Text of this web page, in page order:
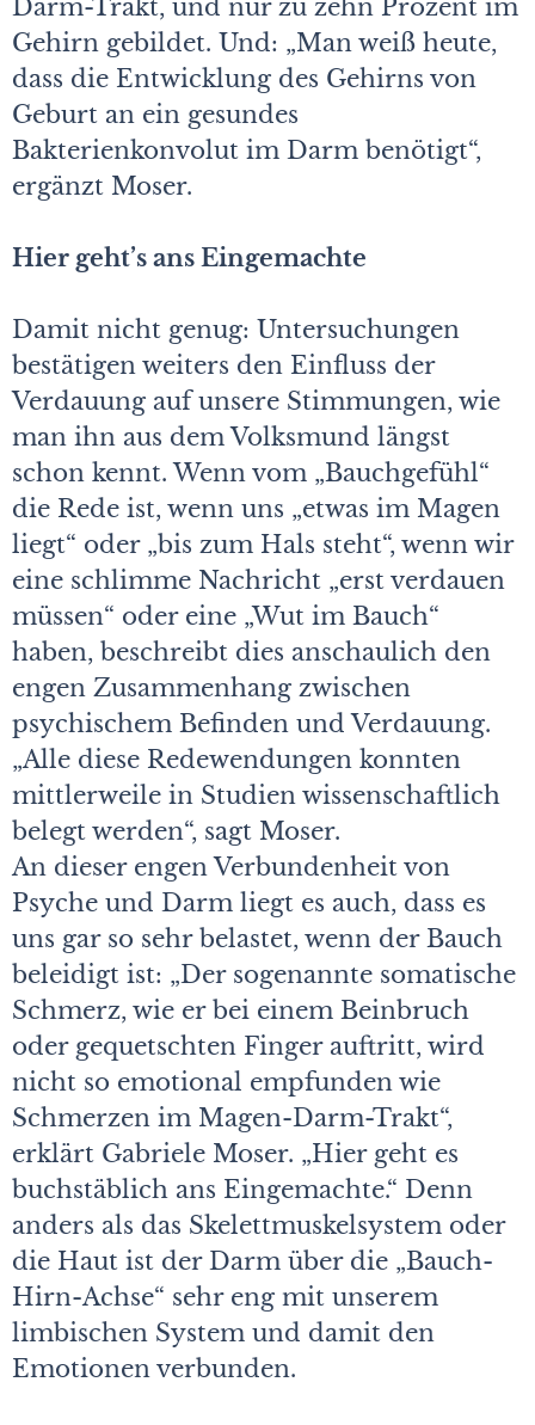
Darm-Trakt, und nur zu zehn Prozent im
Gehirn gebildet. Und: „Man weiß heute,
dass die Entwicklung des Gehirns von
Geburt an ein gesundes
Bakterienkonvolut im Darm benötigt“,
ergänzt Moser.
Hier geht’s ans Eingemachte
Damit nicht genug: Untersuchungen
bestätigen weiters den Einfluss der
Verdauung auf unsere Stimmungen, wie
man ihn aus dem Volksmund längst
schon kennt. Wenn vom „Bauchgefühl“
die Rede ist, wenn uns „etwas im Magen
liegt“ oder „bis zum Hals steht“, wenn wir
eine schlimme Nachricht „erst verdauen
müssen“ oder eine „Wut im Bauch“
haben, beschreibt dies anschaulich den
engen Zusammenhang zwischen
psychischem Befinden und Verdauung.
„Alle diese Redewendungen konnten
mittlerweile in Studien wissenschaftlich
belegt werden“, sagt Moser.
An dieser engen Verbundenheit von
Psyche und Darm liegt es auch, dass es
uns gar so sehr belastet, wenn der Bauch
beleidigt ist: „Der sogenannte somatische
Schmerz, wie er bei einem Beinbruch
oder gequetschten Finger auftritt, wird
nicht so emotional empfunden wie
Schmerzen im Magen-Darm-Trakt“,
erklärt Gabriele Moser. „Hier geht es
buchstäblich ans Eingemachte.“ Denn
anders als das Skelettmuskelsystem oder
die Haut ist der Darm über die „Bauch-
Hirn-Achse“ sehr eng mit unserem
limbischen System und damit den
Emotionen verbunden.